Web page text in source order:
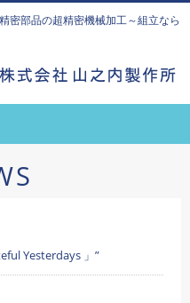
密部品の超精密機械加工～組立なら
Yesterdays 」”